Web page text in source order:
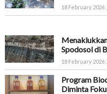
18 February 2026
Spodosol di
18 February 2026
Program
Diminta